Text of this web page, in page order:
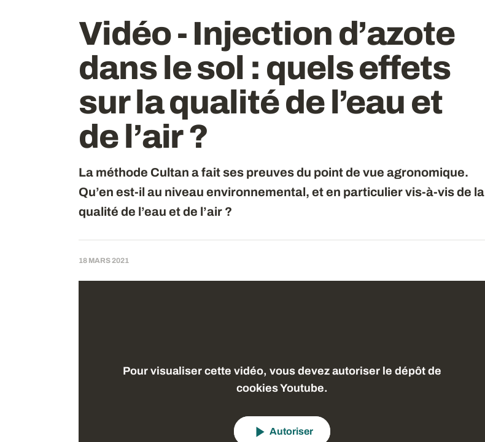
Vidéo - Injection d’azote
dans le sol : quels effets
sur la qualité de l’eau et
de l’air?
La méthode Cultan a fait ses preuves du point de vue agronomique.
Qu’en est-il au niveau environnemental, et en particulier vis-à-vis de la
qualité de l’eau et de l’air ?
18 MARS 2021
Pour visualiser cette vidéo, vous devez autoriser le dépôt de
cookies Youtube.
Autoriser